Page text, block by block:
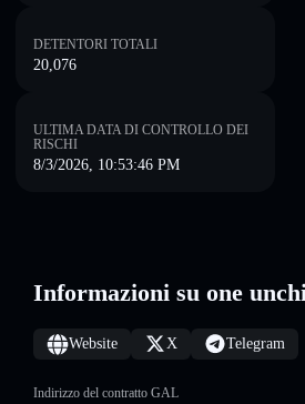
DETENTORI TOTALI
20,076
ULTIMA DATA DI CONTROLLO DEI
RISCHI
8/3/2026, 10:53:46 PM
Informazioni su one
Website X Telegram
Indirizzo del contratto GAL